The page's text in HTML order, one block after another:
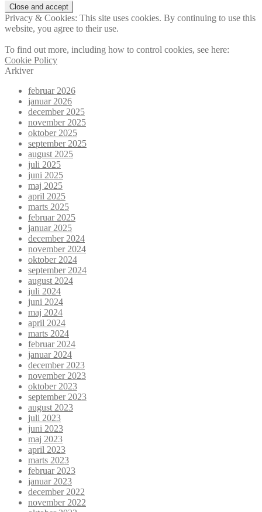
Privacy & Cookies: This site uses cookies. By continuing to use this
website, you agree to their use.
To find out more, including how to control cookies, see here:
Cookie Policy
Arkiver
februar 2026
januar 2026
december 2025
november 2025
oktober 2025
september 2025
august 2025
juli 2025
juni 2025
maj 2025
april 2025
marts 2025
februar 2025
januar 2025
december 2024
november 2024
oktober 2024
september 2024
august 2024
juli 2024
juni 2024
maj 2024
april 2024
marts 2024
februar 2024
januar 2024
december 2023
november 2023
oktober 2023
september 2023
august 2023
juli 2023
juni 2023
maj 2023
april 2023
marts 2023
februar 2023
januar 2023
december 2022
november 2022